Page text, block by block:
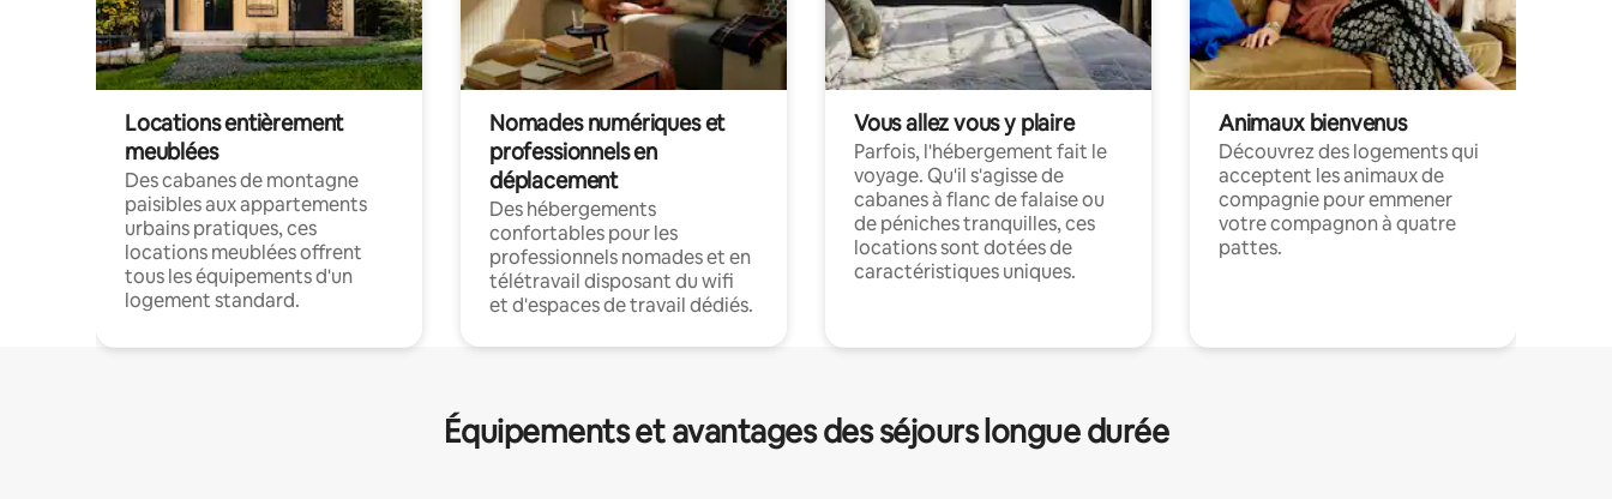
Locations entièrement
meublées
Des cabanes de montagne
paisibles aux appartements
urbains pratiques, ces
locations meublées offrent
tous les équipements d'un
logement standard.
Nomades numériques et
professionnels en
déplacement
Des hébergements
confortables pour les
professionnels nomades et en
télétravail disposant du wifi
et d'espaces de travail dédiés.
Vous allez vous y plaire
Parfois, l'hébergement fait le
voyage. Qu'il s'agisse de
cabanes à flanc de falaise ou
de péniches tranquilles, ces
locations sont dotées de
caractéristiques uniques.
Animaux bienvenus
Découvrez des logements qui
acceptent les animaux de
compagnie pour emmener
votre compagnon à quatre
pattes.
Équipements et avantages des séjours longue durée